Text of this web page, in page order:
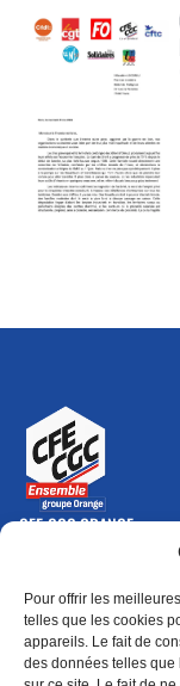
Pour offrir les
telles que les cookies
appareils. Le fait de
des données telles
CFE-CGC ORANGE
10-12 rue Saint
Nous contacter
01 46 79 28 74
S'ABONNER
(NOUVELLE